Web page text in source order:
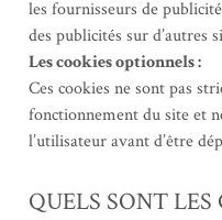
les fournisseurs de
des publicités sur d’autres
Les cookies optionnels :
Ces cookies ne sont pas
fonctionnement du site et
l’utilisateur avant d’être
QUELS SONT